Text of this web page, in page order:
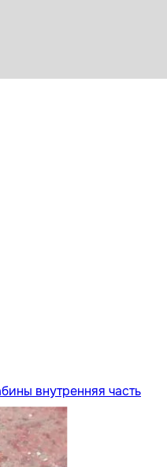
внутренняя часть